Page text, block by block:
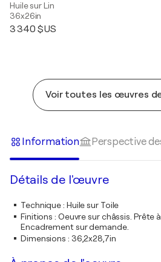
Huile sur Lin
36x26in
3 340 $US
Voir toutes les œuvres de
Information Perspective
Détails de l'œuvre
Technique: Huile sur Toile
Finitions : Oeuvre sur châssis. Prête
Encadrement sur demande.
Dimensions : 36,2x28,7in